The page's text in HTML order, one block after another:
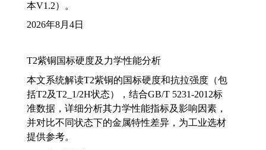
本V1.2）。
2026年8月4日
T2紫铜国标硬度及力学性能分析
本文系统解读T2紫铜的国标硬度和抗拉强度（包
括T2及T2_1/2H状态），结合GB/T 5231-2012标
准数据，详细分析其力学性能指标及影响因素，
并对比不同状态下的金属特性差异，为工业选材
提供参考。